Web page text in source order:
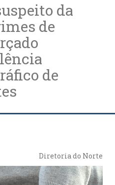
da
de
de
Diretoria do Norte